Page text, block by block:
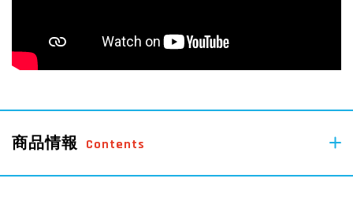
商品情報 Contents